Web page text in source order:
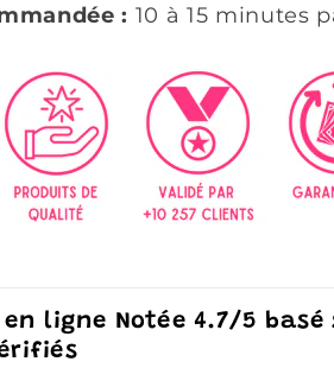
: 10 à 15 minutes
ligne Notée 4.7/5 basé